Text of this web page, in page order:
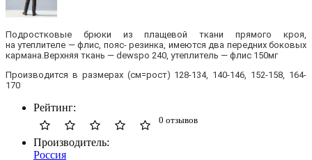
Подростковые брюки из плащевой ткани прямого кроя,
на утеплителе — флис, пояс- резинка, имеются два передних боковых
кармана.Верхняя ткань — dewspo 240, утеплитель — флис 150мг
Производится в размерах (см=рост) 128-134, 140-146, 152-158, 164-
170
Рейтинг:
0 отзывов
Производитель:
Россия